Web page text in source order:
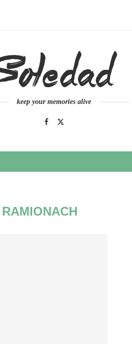
keep your memories alive